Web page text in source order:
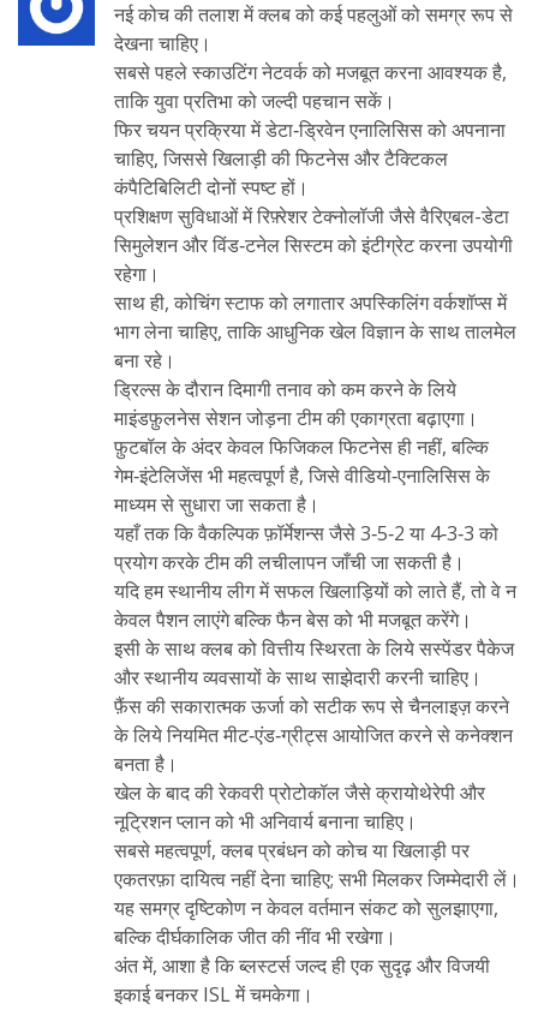
नई कोच की तलाश में क्लब को कई पहलुओं को समग्र रूप से
देखना चाहिए।
सबसे पहले स्काउटिंग नेटवर्क को मजबूत करना आवश्यक है,
ताकि युवा प्रतिभा को जल्दी पहचान सकें।
फिर चयन प्रक्रिया में डेटा‑ड्रिवेन एनालिसिस को अपनाना
चाहिए, जिससे खिलाड़ी की फिटनेस और टैक्टिकल
कंपैटिबिलिटी दोनों स्पष्ट हों।
प्रशिक्षण सुविधाओं में रिफ़्रेशर टेक्नोलॉजी जैसे वैरिएबल-डेटा
सिमुलेशन और विंड‑टनेल सिस्टम को इंटीग्रेट करना उपयोगी
रहेगा।
साथ ही, कोचिंग स्टाफ को लगातार अपस्किलिंग वर्कशॉप्स में
भाग लेना चाहिए, ताकि आधुनिक खेल विज्ञान के साथ तालमेल
बना रहे।
ड्रिल्स के दौरान दिमागी तनाव को कम करने के लिये
माइंडफ़ुलनेस सेशन जोड़ना टीम की एकाग्रता बढ़ाएगा।
फ़ुटबॉल के अंदर केवल फिजिकल फिटनेस ही नहीं, बल्कि
गेम‑इंटेलिजेंस भी महत्वपूर्ण है, जिसे वीडियो‑एनालिसिस के
माध्यम से सुधारा जा सकता है।
यहाँ तक कि वैकल्पिक फ़ॉर्मेशन्स जैसे 3‑5‑2 या 4‑3‑3 को
प्रयोग करके टीम की लचीलापन जाँची जा सकती है।
यदि हम स्थानीय लीग में सफल खिलाड़ियों को लाते हैं, तो वे न
केवल पैशन लाएंगे बल्कि फैन बेस को भी मजबूत करेंगे।
इसी के साथ क्लब को वित्तीय स्थिरता के लिये सस्पेंडर पैकेज
और स्थानीय व्यवसायों के साथ साझेदारी करनी चाहिए।
फ़ैंस की सकारात्मक ऊर्जा को सटीक रूप से चैनलाइज़ करने
के लिये नियमित मीट‑एंड‑ग्रीट्स आयोजित करने से कनेक्शन
बनता है।
खेल के बाद की रेकवरी प्रोटोकॉल जैसे क्रायोथेरेपी और
नूट्रिशन प्लान को भी अनिवार्य बनाना चाहिए।
सबसे महत्वपूर्ण, क्लब प्रबंधन को कोच या खिलाड़ी पर
एकतरफ़ा दायित्व नहीं देना चाहिए; सभी मिलकर जिम्मेदारी लें।
यह समग्र दृष्टिकोण न केवल वर्तमान संकट को सुलझाएगा,
बल्कि दीर्घकालिक जीत की नींव भी रखेगा।
अंत में, आशा है कि ब्लस्टर्स जल्द ही एक सुदृढ़ और विजयी
इकाई बनकर ISL में चमकेगा।